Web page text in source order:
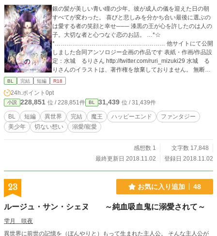
ーの地に加護を与える。妻であるルーと我が子アンジェラス
を大切に想う、善き夫にして父親だ。 〇ルー・ラタトスク ア
ンジェラスの母親。鹿の聖獣。 ハリマウ神殿の神官長として
ティグリスの補佐をしながら、日々を甘いお菓子に囲まれ幸
せに暮らす。ほんのり舌足らずがチャームポイント。 ◆◇◆
◇◆◇◆◇◆◇◆◇◆◇◆◇◆◇ ★深月くるみさんのイラス
トは、すべて著作権放棄しておりません。 無断転載、無断加
工は禁止です。 No reproduction or republication without writt
銀の髪が美しい青い瞳の少年。彼が成人の儀を迎えた日の朝
すべてが変わった。 喜びと悲しみを分かち合い最後に選ぶの
は愛する者の笑顔と幸せ─── 漆黒の王が心を許したのは人の
子。大切な者と心つなぐ恋のお話。 …*☆
*………………………………………………… 他サイトにて公開
しました合同アンソロジー企画の作品です 表紙・作画/作品設
定：水城 るりさん http://twitter.com/ruri_mizuki29 水城 る
りさんのイラストは、著作権を放棄しておりません。 無断転
載、無断加工はご免なさい、ご勘弁のほどを。 No reproducti
*………………………………………………… 【公開日2018年1
1月2日】
BL 完結 短編 R18
24h.ポイント 0pt
小説 228,851 位 / 228,851件 BL 31,439 位 / 31,439件
BL 短編 異世界 完結 魔王 ハッピーエンド
ファンタジー
美少年
切ない想い 溺愛/寵愛
感想数 1
文字数 17,848
最終更新日 2018.11.02
登録日 2018.11.02
23 お気に入り追加 48
ルージュ・サン・シェヌ ～純血吸血鬼に溺愛されて～
雫月 咲夜
異世界に前世の記憶を（ぼんやりと）もって生まれた主人公。 そんな主人公が